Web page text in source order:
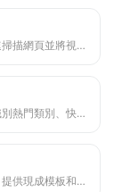
一個高效的網頁視頻內容提取工具，能夠快速掃描網頁並將視頻信息整理成結構化的Markdown表格。
分析當前頁面的榜單數據，生成趨勢報告。識別熱門類別、快速上升的產品類型和新興技術。提供即時市場洞察，助你理解最新產品趨勢和市場動向。
將網頁信息轉化為定制商業提案、合作私信，提供現成模板和跟進指南，簡化協作流程。